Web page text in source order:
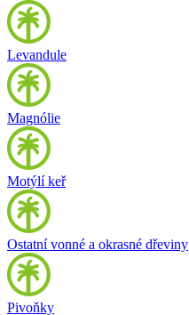
Levandule
Magnólie
Motýlí keř
Ostatní vonné a okrasné dřeviny
Pivoňky